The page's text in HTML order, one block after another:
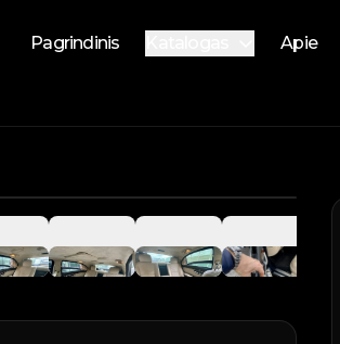
Pagrindinis
Parduodami automobiliai
Apie